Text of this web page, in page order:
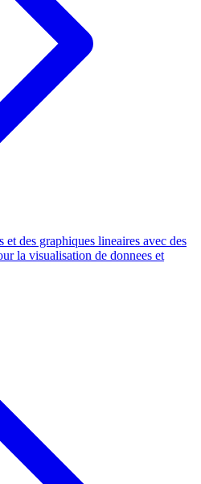
et des graphiques lineaires avec des
la visualisation de donnees et